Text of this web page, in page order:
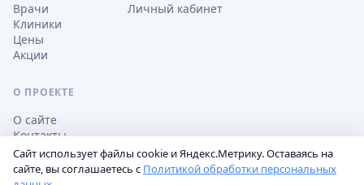
Врачи
Клиники
Цены
Акции
Личный кабинет
О ПРОЕКТЕ
О сайте
Контакты
Сайт использует файлы cookie и Яндекс.Метрику. Оставаясь на
сайте, вы соглашаетесь с Политикой обработки персональных